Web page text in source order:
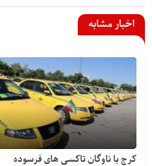
اخبار مشابه
کرج با ناوگان تاکسی های فرسوده